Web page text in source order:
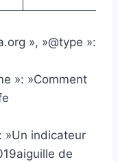
», »@type »:
»: »Comment
»Un indicateur
de